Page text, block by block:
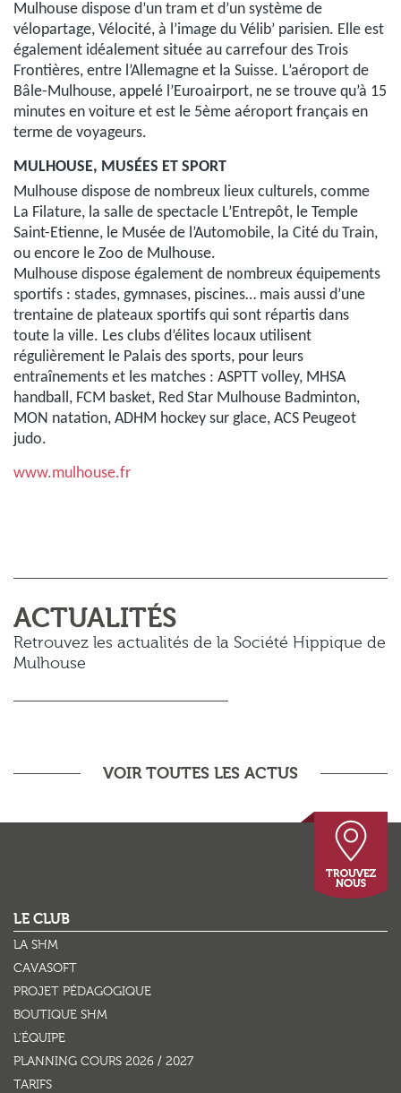
Mulhouse dispose d’un tram et d’un système de
vélopartage, Vélocité, à l’image du Vélib’ parisien. Elle est
également idéalement située au carrefour des Trois
Frontières, entre l’Allemagne et la Suisse. L’aéroport de
Bâle-Mulhouse, appelé l’Euroairport, ne se trouve qu’à 15
minutes en voiture et est le 5ème aéroport français en
terme de voyageurs.
MULHOUSE, MUSÉES ET SPORT
Mulhouse dispose de nombreux lieux culturels, comme
La Filature, la salle de spectacle L’Entrepôt, le Temple
Saint-Etienne, le Musée de l’Automobile, la Cité du Train,
ou encore le Zoo de Mulhouse.
Mulhouse dispose également de nombreux équipements
sportifs : stades, gymnases, piscines… mais aussi d’une
trentaine de plateaux sportifs qui sont répartis dans
toute la ville. Les clubs d’élites locaux utilisent
régulièrement le Palais des sports, pour leurs
entraînements et les matches : ASPTT volley, MHSA
handball, FCM basket, Red Star Mulhouse Badminton,
MON natation, ADHM hockey sur glace, ACS Peugeot
judo.
www.mulhouse.fr
ACTUALITÉS
Retrouvez les actualités de la Société Hippique de
Mulhouse
VOIR TOUTES LES ACTUS
Do you own this website?
LE CLUB
LA SHM
CAVASOFT
PROJET PÉDAGOGIQUE
BOUTIQUE SHM
L'ÉQUIPE
PLANNING COURS 2026 / 2027
TARIFS